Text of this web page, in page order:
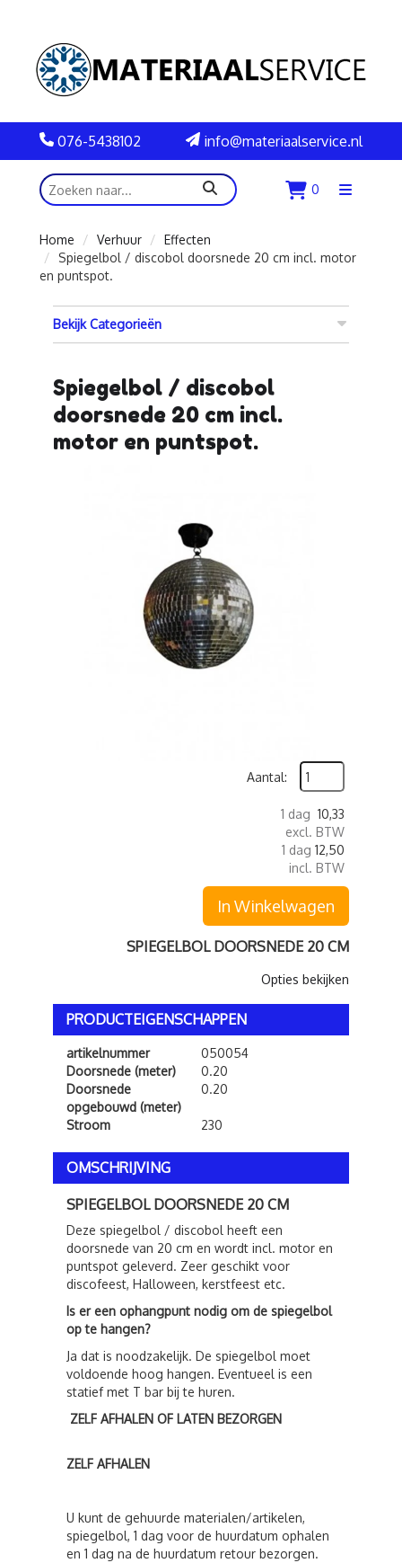
076-5438102 info@materiaalservice.nl
zoeken 0
Menu
Home
Verhuur
Effecten
Spiegelbol / discobol doorsnede 20 cm incl. motor
en puntspot.
Bekijk Categorieën
Spiegelbol / discobol
doorsnede 20 cm incl.
motor en puntspot.
Aantal:
1 dag 10,33
excl. BTW
1 dag 12,50
incl. BTW
In Winkelwagen
SPIEGELBOL DOORSNEDE 20 CM
Opties bekijken
PRODUCTEIGENSCHAPPEN
artikelnummer
050054
Doorsnede (meter)
0.20
Doorsnede
opgebouwd (meter)
0.20
Stroom 230
OMSCHRIJVING
SPIEGELBOL DOORSNEDE 20 CM
Deze spiegelbol / discobol heeft een
doorsnede van 20 cm en wordt incl. motor en
puntspot geleverd. Zeer geschikt voor
discofeest, Halloween, kerstfeest etc.
Is er een ophangpunt nodig om de spiegelbol
op te hangen?
Ja dat is noodzakelijk. De spiegelbol moet
voldoende hoog hangen. Eventueel is een
statief met T bar bij te huren.
ZELF AFHALEN OF LATEN BEZORGEN
ZELF AFHALEN
U kunt de gehuurde materialen/artikelen,
spiegelbol, 1 dag voor de huurdatum ophalen
en 1 dag na de huurdatum retour bezorgen.